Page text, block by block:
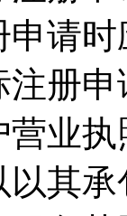
请
册
营业
其